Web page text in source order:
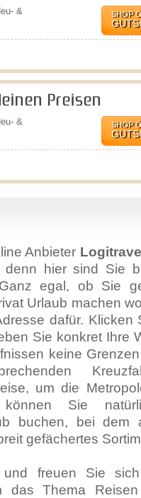
&
SHOP
Preisen
&
SHOP
Anbieter
hier sind Sie
egal, ob Sie
Urlaub machen
dafür. Klicken
Sie konkret Ihre
keine
um die
können Sie
buchen, bei dem
gefächertes
freuen Sie
das Thema